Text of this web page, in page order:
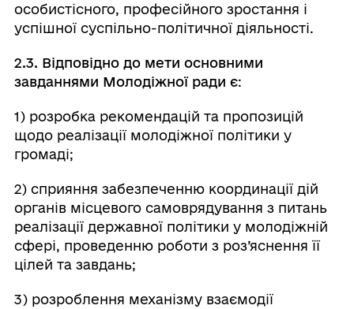
особистісного, професійного зростання і
успішної суспільно-політичної діяльності.
2.3. Відповідно до мети основними
завданнями Молодіжної ради є:
1) розробка рекомендацій та пропозицій
щодо реалізації молодіжної політики у
громаді;
2) сприяння забезпеченню координації дій
органів місцевого самоврядування з питань
реалізації державної політики у молодіжній
сфері, проведенню роботи з роз’яснення її
цілей та завдань;
3) розроблення механізму взаємодії